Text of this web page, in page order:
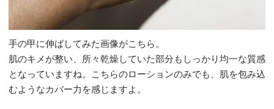
手の甲に伸ばしてみた画像がこちら。
肌のキメが整い、所々乾燥していた部分もしっかり均一な質感
となっていますね。こちらのローションのみでも、肌を包み込
むようなカバー力を感じますよ。